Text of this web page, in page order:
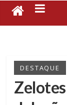
DESTAQUE